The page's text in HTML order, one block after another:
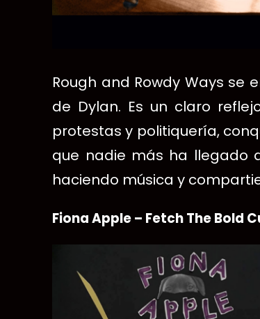
Rough and Rowdy Ways
de Dylan. Es un claro
protestas y politiquería,
que nadie más ha llegado
haciendo música y
Fiona Apple – Fetch The Bold